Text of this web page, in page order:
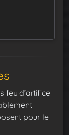
feu d’artifice
pour le